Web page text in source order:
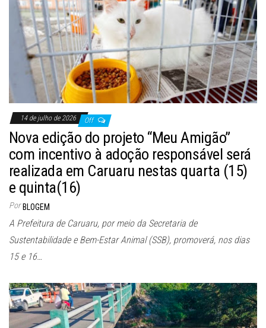
14 de julho de 2026 Off
Nova edição do projeto “Meu Amigão”
com incentivo à adoção responsável será
realizada em Caruaru nestas quarta (15)
e quinta(16)
Por BLOGEM
A Prefeitura de Caruaru, por meio da Secretaria de
Sustentabilidade e Bem-Estar Animal (SSB), promoverá, nos dias
15 e 16…